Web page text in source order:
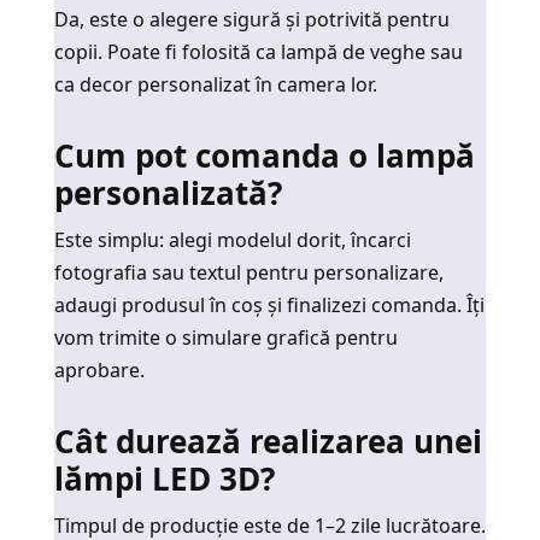
Da, este o alegere sigură și potrivită pentru
copii. Poate fi folosită ca lampă de veghe sau
ca decor personalizat în camera lor.
Cum pot comanda o lampă
personalizată?
Este simplu: alegi modelul dorit, încarci
fotografia sau textul pentru personalizare,
adaugi produsul în coș și finalizezi comanda. Îți
vom trimite o simulare grafică pentru
aprobare.
Cât durează realizarea unei
lămpi LED 3D?
Timpul de producție este de 1–2 zile lucrătoare.